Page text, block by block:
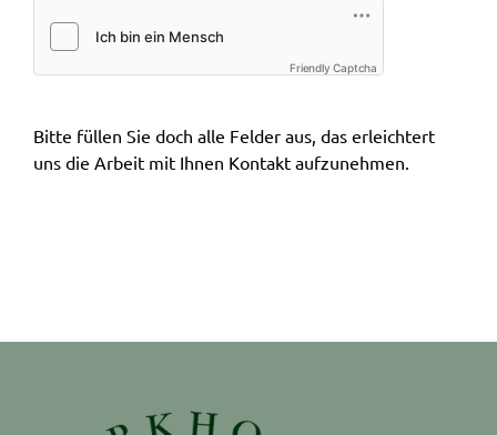
Friendly Captcha
Bitte füllen Sie doch alle Felder aus, das erleichtert
uns die Arbeit mit Ihnen Kontakt aufzunehmen.